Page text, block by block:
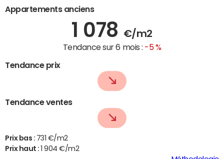
Appartements anciens
1 078 €/m2
Tendance sur 6 mois : -5 %
Tendance prix
Tendance ventes
Prix bas : 731 €/m2
Prix haut :1 904 €/m2